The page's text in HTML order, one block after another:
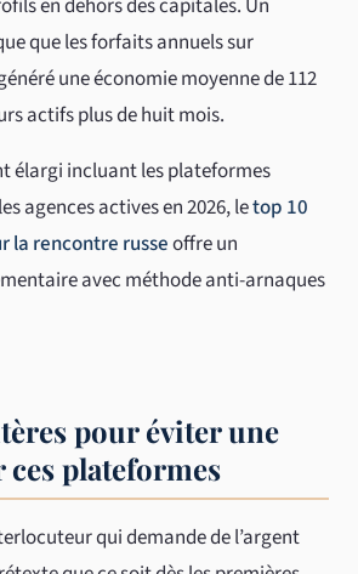
en dehors des capitales. Un
que les forfaits annuels sur
une économie moyenne de 112
actifs plus de huit mois.
élargi incluant les plateformes
agences actives en 2026, letop 10
la rencontre russeoffre un
avec méthode anti-arnaques
pour éviter une
plateformes
qui demande de l’argent